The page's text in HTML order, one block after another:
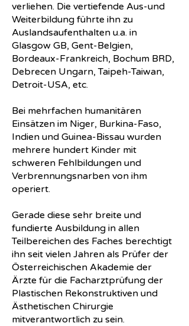
verliehen. Die vertiefende Aus-und
Weiterbildung führte ihn zu
Auslandsaufenthalten u.a. in
Glasgow GB, Gent-Belgien,
Bordeaux-Frankreich, Bochum BRD,
Debrecen Ungarn, Taipeh-Taiwan,
Detroit-USA, etc.
Bei mehrfachen humanitären
Einsätzen im Niger, Burkina-Faso,
Indien und Guinea-Bissau wurden
mehrere hundert Kinder mit
schweren Fehlbildungen und
Verbrennungsnarben von ihm
operiert.
Gerade diese sehr breite und
fundierte Ausbildung in allen
Teilbereichen des Faches berechtigt
ihn seit vielen Jahren als Prüfer der
Österreichischen Akademie der
Ärzte für die Facharztprüfung der
Plastischen Rekonstruktiven und
Ästhetischen Chirurgie
mitverantwortlich zu sein.